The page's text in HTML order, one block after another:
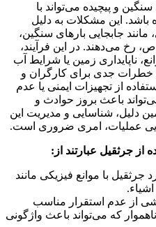
و پیچیده می‌تواند با
این مشکلات به دلیل
جابجایی بارهای سنگین،
رخ می‌دهند. در این فرآیند،
ناپایداری زمین یا شرایط آب
خطرات جدی برای کارگران و
از تجهیزات ایمنی یا عدم
باعث بروز حوادث و
دلیل، شناسایی و مدیریت این
عملیات، امری ضروری است.
جرثقیل عبارتند از:
جرثقیل با موانع فیزیکی مانند
از عدم استقرار مناسب
که می‌تواند باعث واژگونی